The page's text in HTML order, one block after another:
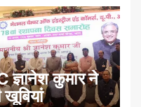
ज्ञानेश कुमार ने